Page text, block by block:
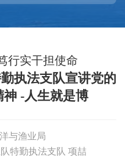
行实干担使命
执法支队宣讲党的
-人生就是博
与渔业局
特勤执法支队 项喆